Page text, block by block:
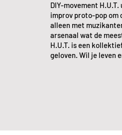
DIY-movement
improv proto-pop om
alleen met
arsenaal wat de
H.U.T. is een
geloven. Wil je leven